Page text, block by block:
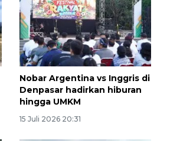
Nobar Argentina vs Inggris di
Denpasar hadirkan hiburan
hingga UMKM
15 Juli 2026 20:31